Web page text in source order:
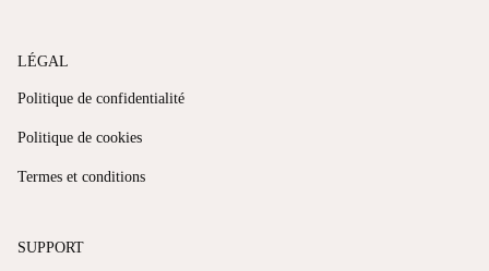
LÉGAL
Politique de confidentialité
Politique de cookies
Termes et conditions
SUPPORT